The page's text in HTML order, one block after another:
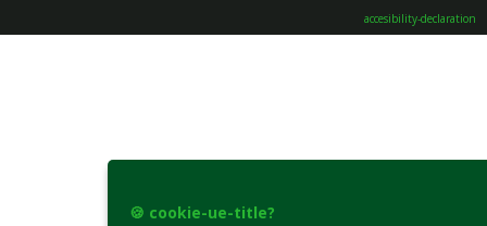
accesibility-declaration
🍪 cookie-ue-title?